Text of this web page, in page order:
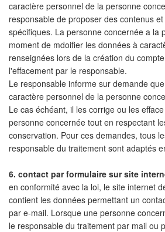
caractère personnel de la personne
responsable de proposer des contenus
spécifiques. La personne concernée a la
moment de mdoifier les données à
renseignées lors de la création du
l'effacement par le responsable.
Le responsable informe sur demande
caractère personnel de la personne
Le cas échéant, il les corrige ou les
personne concernée tout en respectant
conservation. Pour ces demandes, tous
responsable du traitement sont adaptés
6. contact par formulaire sur site
en conformité avec la loi, le site internet
contient les données permettant un
par e-mail. Lorsque une personne
le responsable du traitement par mail ou